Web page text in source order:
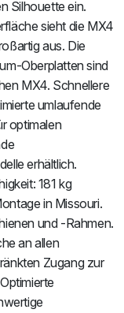
Silhouette ein.
sieht die MX4
aus. Die
Oberplatten sind
MX4. Schnellere
umlaufende
optimalen
erhältlich.
181 kg
in Missouri.
und -Rahmen.
an allen
Zugang zur